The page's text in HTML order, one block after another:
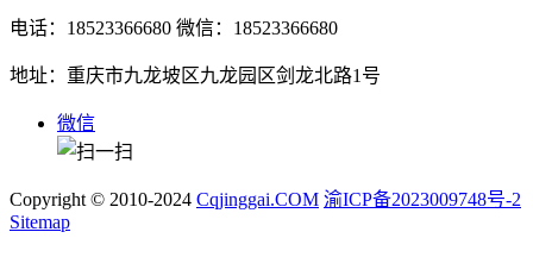
电话：18523366680 微信：18523366680
地址：重庆市九龙坡区九龙园区剑龙北路1号
微信
Copyright © 2010-2024 Cqjinggai.COM 渝ICP备2023009748号-2
Sitemap